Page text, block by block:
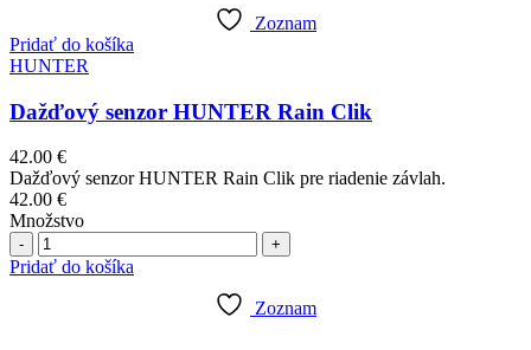
Zoznam
Pridať do košíka
HUNTER
Dažďový senzor HUNTER Rain Clik
42.00 €
Dažďový senzor HUNTER Rain Clik pre riadenie závlah.
42.00 €
Množstvo
Počet
Pridať do košíka
Zoznam